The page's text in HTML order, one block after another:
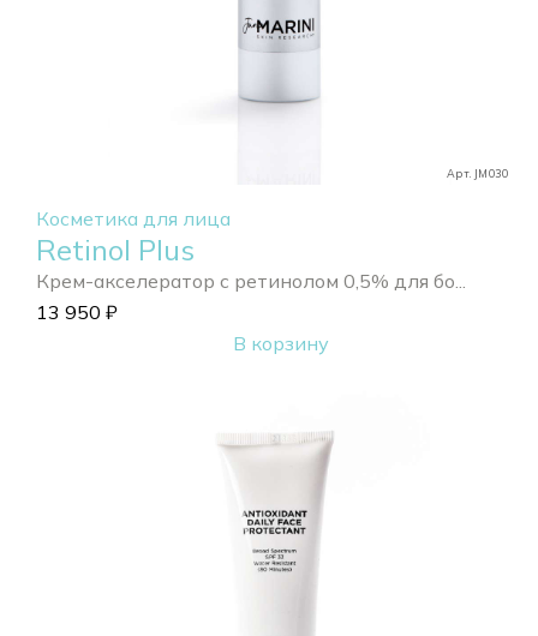
Арт. JM030
Косметика для лица
Retinol Plus
Крем-акселератор с ретинолом 0,5% для бо...
13 950 ₽
В корзину